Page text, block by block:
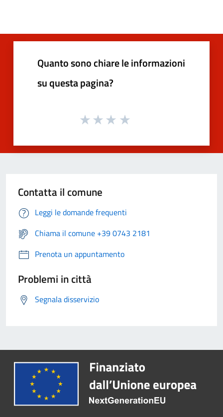
Quanto sono chiare le informazioni
su questa pagina?
Contatta il comune
Leggi le domande frequenti
Chiama il comune +39 0743 2181
Prenota un appuntamento
Problemi in città
Segnala disservizio